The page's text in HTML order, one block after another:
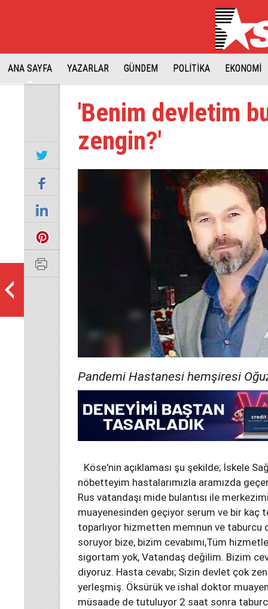
ANA SAYFA YAZARLAR GÜNDEM POLİTİKA EKONOMİ
'Benim devletim
zengin?'
Pandemi Hastanesi hemşiresi
Köse'nin açıklaması şu şekilde; İskele
nöbetteyim hastalarımızla aramızda
Rus vatandaşı mide bulantısı ile
muayenesinden geçiyor serum ve bir kaç
toparlıyor hizmetten memnun ve taburcu
soruyor bize, bizim cevabımı,Tüm
sigortam yok, Vatandaş değilim. Bizim
diyoruz. Hasta cevabı; Sizin devlet çok
yerleşmiş. Öksürük ve ishal doktor
müsaade de tutuluyor 2 saat sonra